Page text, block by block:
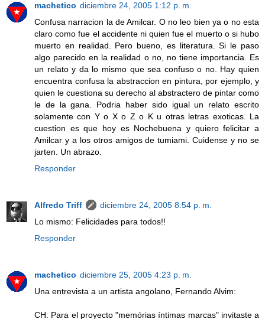
machetico diciembre 24, 2005 1:12 p. m.
Confusa narracion la de Amilcar. O no leo bien ya o no esta
claro como fue el accidente ni quien fue el muerto o si hubo
muerto en realidad. Pero bueno, es literatura. Si le paso
algo parecido en la realidad o no, no tiene importancia. Es
un relato y da lo mismo que sea confuso o no. Hay quien
encuentra confusa la abstraccion en pintura, por ejemplo, y
quien le cuestiona su derecho al abstractero de pintar como
le de la gana. Podria haber sido igual un relato escrito
solamente con Y o X o Z o K u otras letras exoticas. La
cuestion es que hoy es Nochebuena y quiero felicitar a
Amilcar y a los otros amigos de tumiami. Cuidense y no se
jarten. Un abrazo.
Responder
Alfredo Triff
diciembre 24, 2005 8:54 p. m.
Lo mismo: Felicidades para todos!!
Responder
machetico diciembre 25, 2005 4:23 p. m.
Una entrevista a un artista angolano, Fernando Alvim:
CH: Para el proyecto "memórias íntimas marcas" invitaste a